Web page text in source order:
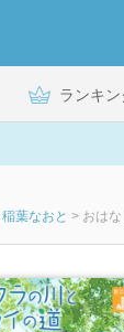
ランキン
稲葉なおと > おは